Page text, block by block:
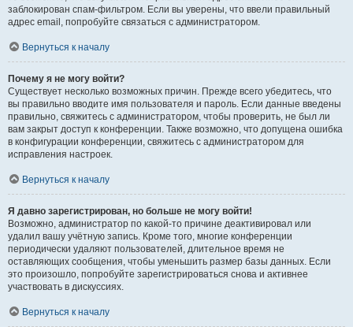
заблокирован спам-фильтром. Если вы уверены, что ввели правильный
адрес email, попробуйте связаться с администратором.
Вернуться к началу
Почему я не могу войти?
Существует несколько возможных причин. Прежде всего убедитесь, что
вы правильно вводите имя пользователя и пароль. Если данные введены
правильно, свяжитесь с администратором, чтобы проверить, не был ли
вам закрыт доступ к конференции. Также возможно, что допущена ошибка
в конфигурации конференции, свяжитесь с администратором для
исправления настроек.
Вернуться к началу
Я давно зарегистрирован, но больше не могу войти!
Возможно, администратор по какой-то причине деактивировал или
удалил вашу учётную запись. Кроме того, многие конференции
периодически удаляют пользователей, длительное время не
оставляющих сообщения, чтобы уменьшить размер базы данных. Если
это произошло, попробуйте зарегистрироваться снова и активнее
участвовать в дискуссиях.
Вернуться к началу